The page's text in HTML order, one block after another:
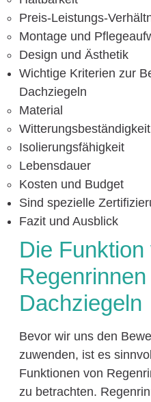
Preis-Leistungs-
Montage und
Design und Ästhetik
Wichtige Kriterien zur
Dachziegeln
Material
Witterungsbeständigkeit
Isolierungsfähigkeit
Lebensdauer
Kosten und Budget
Sind spezielle
Fazit und Ausblick
Die Funktion
Dachziegeln
Bevor wir uns den
zuwenden, ist es
Funktionen von
zu betrachten.